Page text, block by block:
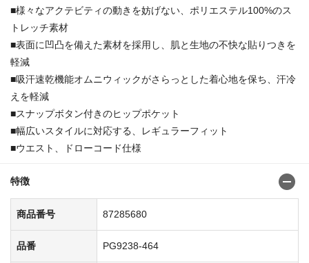
■様々なアクテビティの動きを妨げない、ポリエステル100%のス
トレッチ素材
■表面に凹凸を備えた素材を採用し、肌と生地の不快な貼りつきを
軽減
■吸汗速乾機能オムニウィックがさらっとした着心地を保ち、汗冷
えを軽減
■スナップボタン付きのヒップポケット
■幅広いスタイルに対応する、レギュラーフィット
■ウエスト、ドローコード仕様
特徴
商品番号 87285680
品番 PG9238-464